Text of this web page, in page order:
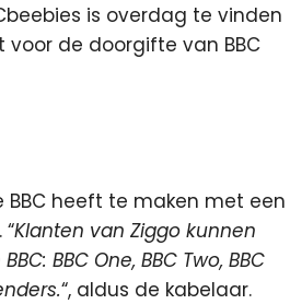
is overdag te vinden
de doorgifte van BBC
heeft te maken met een
Klanten van Ziggo kunnen
BBC One, BBC Two, BBC
“, aldus de kabelaar.